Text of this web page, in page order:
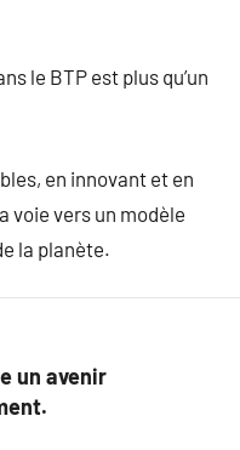
le BTP est plus qu’un
en innovant et en
voie vers un modèle
la planète.
un avenir